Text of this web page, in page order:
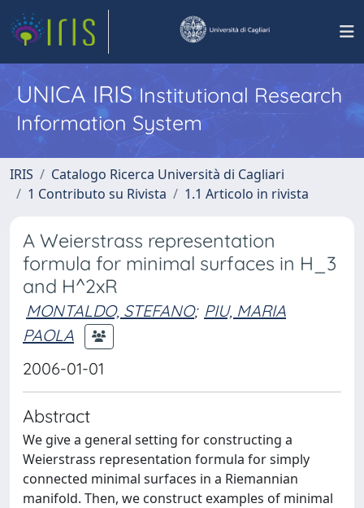
UNICA IRISInstitutional Research
Information System
IRIS
Catalogo Ricerca Università di Cagliari
1 Contributo su Rivista
1.1 Articolo in rivista
A Weierstrass representation
formula for minimal surfaces in H_3
and H^2xR
MONTALDO, STEFANO; PIU, MARIA
PAOLA
2006-01-01
Abstract
We give a general setting for constructing a
Weierstrass representation formula for simply
connected minimal surfaces in a Riemannian
manifold. Then, we construct examples of minimal